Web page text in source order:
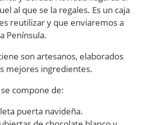
al que se la regales. Es un caja
reutilizar y que enviaremos a
Península.
son artesanos, elaborados
mejores ingredientes.
compone de:
puerta navideña.